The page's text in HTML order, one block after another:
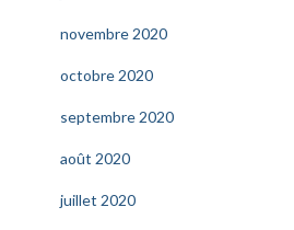
novembre 2020
octobre 2020
septembre 2020
août 2020
juillet 2020